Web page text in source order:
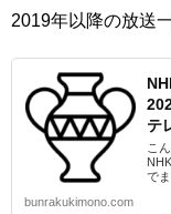
2019年以降の放送
テ
こ
で
bunrakukimono.com